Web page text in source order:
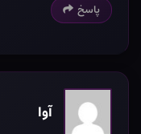
پاسخ
آوا